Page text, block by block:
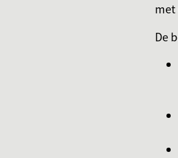
met
De